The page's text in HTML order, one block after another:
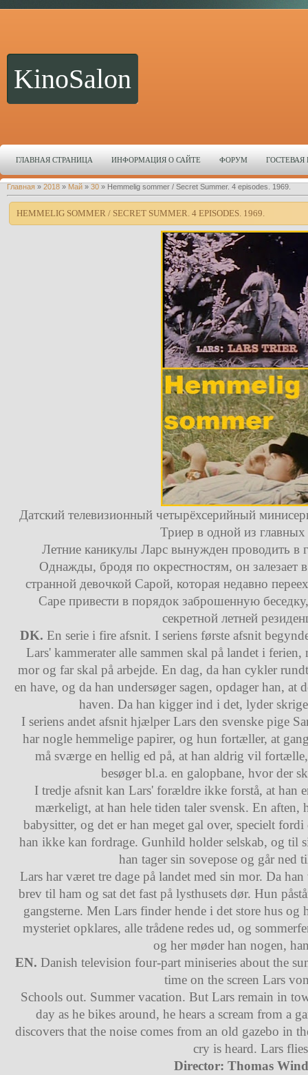
KinoSalon
ГЛАВНАЯ СТРАНИЦА ИНФОРМАЦИЯ О САЙТЕ ФОРУМ ГОСТЕВАЯ
Главная » 2018 » Май » 30 » Hemmelig sommer / Secret Summer. 4 episodes. 1969.
HEMMELIG SOMMER / SECRET SUMMER. 4 EPISODES. 1969.
Датский телевизионный четырёхсерийный
Триер в одной из главных
Летние каникулы Ларс вынужден проводить в
Однажды, бродя по окрестностям, он залезает
странной девочкой Сарой, которая недавно
Саре привести в порядок заброшенную
секретной летней
DK. En serie i fire afsnit. I seriens første afsnit
Lars' kammerater alle sammen skal på landet i
mor og far skal på arbejde. En dag, da han cykler
en have, og da han undersøger sagen, opdager han, at
haven. Da han kigger ind i det, lyder
I seriens andet afsnit hjælper Lars den svenske pige
har nogle hemmelige papirer, og hun fortæller, at
må sværge en hellig ed på, at han aldrig vil
besøger bl.a. en galopbane, hvor der
I tredje afsnit kan Lars' forældre ikke forstå, at han
mærkeligt, at han hele tiden taler svensk. En aften,
babysitter, og det er han meget gal over, specielt
han ikke kan fordrage. Gunhild holder selskab, og til
han tager sin sovepose og går ned
Lars har været tre dage på landet med sin mor. Da
brev til ham og sat det fast på lysthusets dør. Hun
gangsterne. Men Lars finder hende i det store hus
mysteriet opklares, alle trådene redes ud, og
og her møder han nogen,
EN. Danish television four-part miniseries about the
time on the screen Lars
Schools out. Summer vacation. But Lars remain in
day as he bikes around, he hears a scream from a
discovers that the noise comes from an old gazebo in
cry is heard. Lars
Director: Thomas